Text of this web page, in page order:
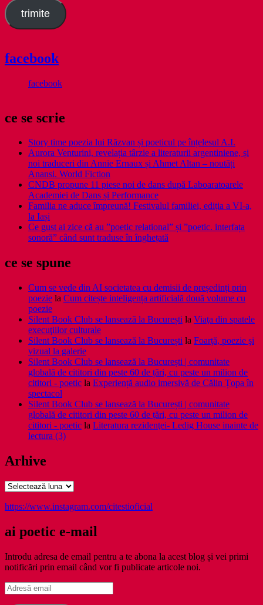
trimite
facebook
facebook
ce se scrie
Story time poezia lui Răzvan și poeticul pe înțelesul A.I.
Aurora Venturini, revelația târzie a literaturii argentiniene, și
noi traduceri din Annie Ernaux și Ahmet Altan – noutăți
Anansi. World Fiction
CNDB propune 11 piese noi de dans după Laboaratoarele
Academiei de Dans și Performance
Familia ne aduce împreună! Festivalul familiei, ediția a VI-a,
la Iași
Ce gust ai zice că au ”poetic relațional” și ”poetic. interfața
sonoră” când sunt traduse în înghețată
ce se spune
Cum se vede din AI societatea cu demisii de președinți prin
poezie la Cum citește inteligența artificială două volume cu
poezie
Silent Book Club se lansează la București la Viaţa din spatele
execuţiilor culturale
Silent Book Club se lansează la București la Foarţă, poezie şi
vizual la galerie
Silent Book Club se lansează la București | comunitate
globală de cititori din peste 60 de țări, cu peste un milion de
cititori - poetic la Experiență audio imersivă de Călin Țopa în
spectacol
Silent Book Club se lansează la București | comunitate
globală de cititori din peste 60 de țări, cu peste un milion de
cititori - poetic la Literatura rezidenţei- Ledig House inainte de
lectura (3)
Arhive
Arhive
https://www.instagram.com/citestioficial
ai poetic e-mail
Introdu adresa de email pentru a te abona la acest blog și vei primi
notificări prin email când vor fi publicate articole noi.
Adresă
email